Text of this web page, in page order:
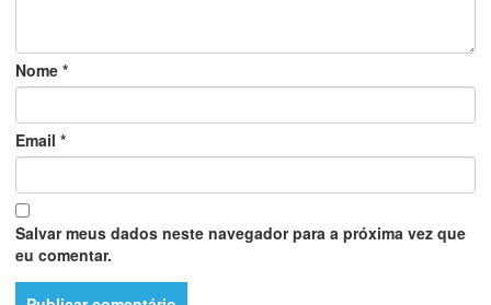
Nome *
Email *
Salvar meus dados neste navegador para a próxima vez que
eu comentar.